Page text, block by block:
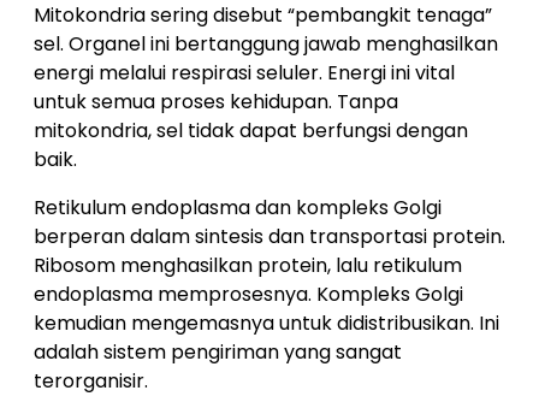
Mitokondria sering disebut “pembangkit tenaga”
sel. Organel ini bertanggung jawab menghasilkan
energi melalui respirasi seluler. Energi ini vital
untuk semua proses kehidupan. Tanpa
mitokondria, sel tidak dapat berfungsi dengan
baik.
Retikulum endoplasma dan kompleks Golgi
berperan dalam sintesis dan transportasi protein.
Ribosom menghasilkan protein, lalu retikulum
endoplasma memprosesnya. Kompleks Golgi
kemudian mengemasnya untuk didistribusikan. Ini
adalah sistem pengiriman yang sangat
terorganisir.